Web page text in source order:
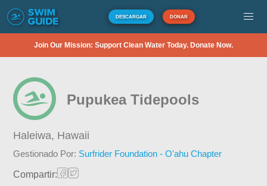
DESCARGAR DONAR
Join Our Mission: Support Clean Water Today. Donate Now.
Pupukea Tidepools
Haleiwa, Hawaii
Gestionado Por: Surfrider Foundation - O'ahu Chapter
Compartir: